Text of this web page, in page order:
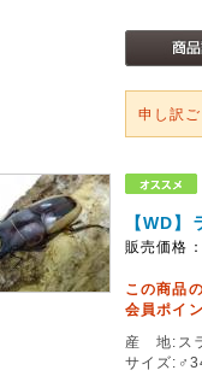
申し訳
【WD
販売価格
この商品
会員ポイ
産 地:ス
サイズ